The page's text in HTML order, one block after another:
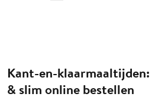
Kant-en-
& slim online bestellen